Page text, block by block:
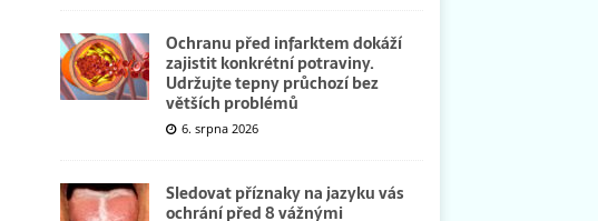
Ochranu před infarktem dokáží
zajistit konkrétní potraviny.
Udržujte tepny průchozí bez
větších problémů
6. srpna 2026
Sledovat příznaky na jazyku vás
ochrání před 8 vážnými